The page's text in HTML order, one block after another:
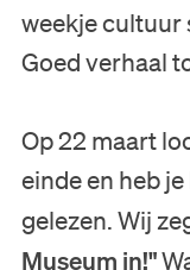
weekje cultuur
Goed verhaal
Op 22 maart
einde en heb
gelezen. Wij
Museum in!"